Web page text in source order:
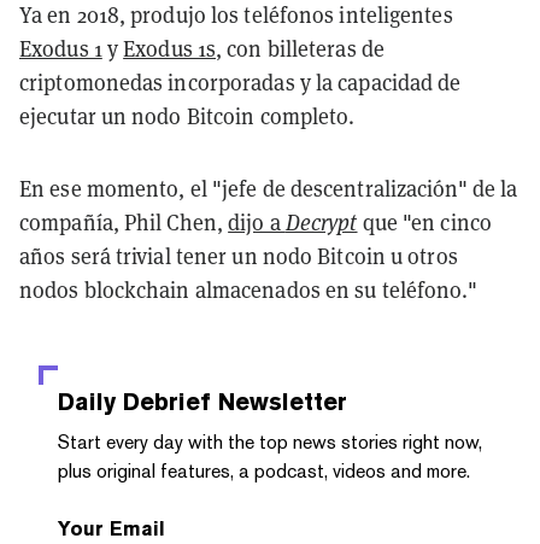
Ya en 2018, produjo los teléfonos inteligentes
Exodus 1yExodus 1s, con billeteras de
criptomonedas incorporadas y la capacidad de
ejecutar un nodo Bitcoin completo.
En ese momento, el "jefe de descentralización" de la
compañía, Phil Chen,dijo aDecrypt que "en cinco
años será trivial tener un nodo Bitcoin u otros
nodos blockchain almacenados en su teléfono."
Daily Debrief Newsletter
Start every day with the top news stories right now,
plus original features, a podcast, videos and more.
Your Email